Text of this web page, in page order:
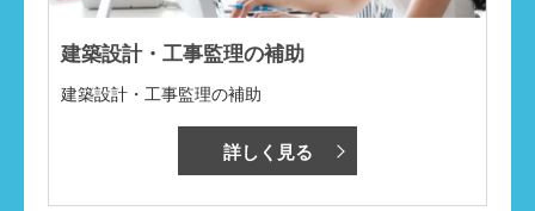
建築設計・工事監理の補助
建築設計・工事監理の補助
詳しく見る